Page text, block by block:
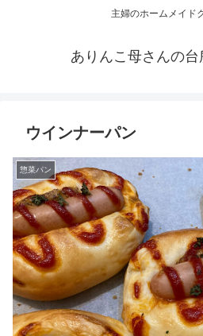
主婦のホームメイド
ありんこ母さんの台
ウインナーパン
惣菜パン